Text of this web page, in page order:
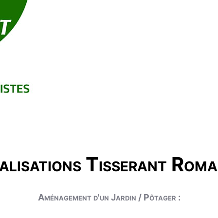
Tisserant
Aménagement d'un Jardin / Pôtager :